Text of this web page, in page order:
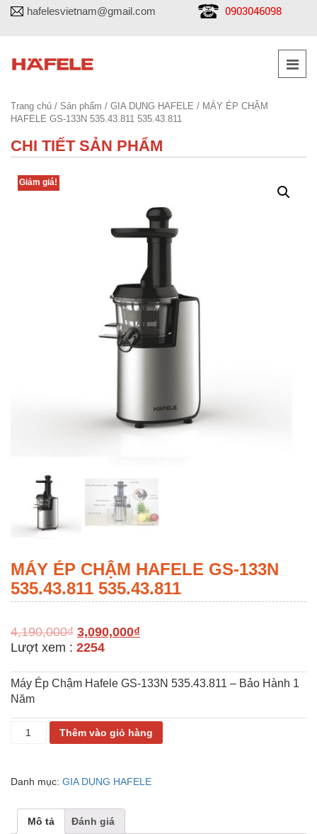
hafelesvietnam@gmail.com 0903046098
Trang chủ / Sản phẩm / GIA DỤNG HAFELE / MÁY ÉP CHẬM
HAFELE GS-133N 535.43.811 535.43.811
CHI TIẾT SẢN PHẨM
Giảm giá!
MÁY ÉP CHẬM HAFELE GS-133N
535.43.811 535.43.811
4,190,000₫ 3,090,000₫
Lượt xem : 2254
Máy Ép Chậm Hafele GS-133N 535.43.811 – Bảo Hành 1
Năm
MÁY
GS-
535.43.811
535.43.811
Thêm vào giỏ hàng
Danh mục: GIA DỤNG HAFELE
Mô tả Đánh giá